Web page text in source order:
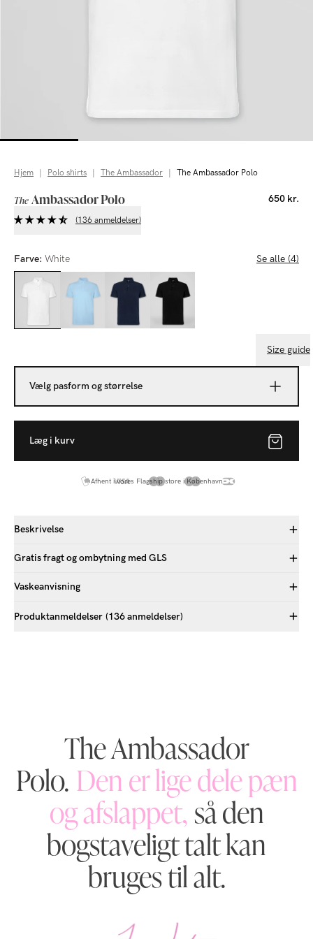
Hjem Polo shirts The Ambassador The Ambassador Polo
The Ambassador Polo 650 kr.
(136 anmeldelser)
Farve: White Se alle (4)
Size guide
Vælg pasform og størrelse
Læg i kurv
Afhent i vores Flagship store i København
Beskrivelse
Gratis fragt og ombytning med GLS
Vaskeanvisning
Produktanmeldelser (136 anmeldelser)
The Ambassador
Polo. Den er lige dele pæn
og afslappet, så den
bogstaveligt talt kan
bruges til alt.